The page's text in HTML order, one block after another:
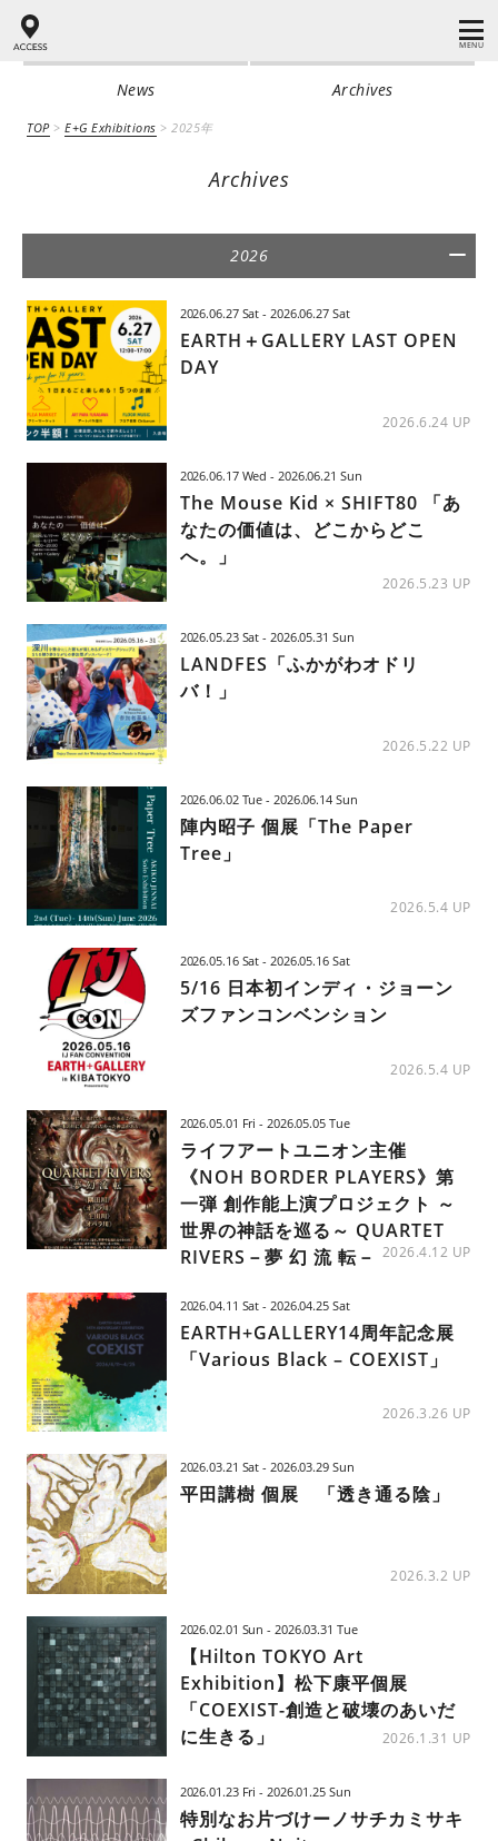
MENU
News Archives
TOP>E+G Exhibitions >2025年
Archives
2026
2026.06.27 Sat - 2026.06.27 Sat
EARTH＋GALLERY LAST OPEN
DAY
2026.6.24 UP
2026.06.17 Wed - 2026.06.21 Sun
The Mouse Kid × SHIFT80 「あ
なたの価値は、どこからどこ
へ。」
2026.5.23 UP
2026.05.23 Sat - 2026.05.31 Sun
LANDFES「ふかがわオドリ
バ！」
2026.5.22 UP
2026.06.02 Tue - 2026.06.14 Sun
陣内昭子 個展「The Paper
Tree」
2026.5.4 UP
2026.05.16 Sat - 2026.05.16 Sat
5/16 日本初インディ・ジョーン
ズファンコンベンション
2026.5.4 UP
2026.05.01 Fri - 2026.05.05 Tue
ライフアートユニオン主催
《NOH BORDER PLAYERS》第
一弾 創作能上演プロジェクト ～
世界の神話を巡る～ QUARTET
RIVERS－夢 幻 流 転－ 2026.4.12 UP
2026.04.11 Sat - 2026.04.25 Sat
EARTH+GALLERY14周年記念展
「Various Black – COEXIST」
2026.3.26 UP
2026.03.21 Sat - 2026.03.29 Sun
平田講樹 個展 「透き通る陰」
2026.3.2 UP
2026.02.01 Sun - 2026.03.31 Tue
【Hilton TOKYO Art
Exhibition】松下康平個展
「COEXIST-創造と破壊のあいだ
に生きる」
2026.1.31 UP
2026.01.23 Fri - 2026.01.25 Sun
特別なお片づけーノサチカミサキ